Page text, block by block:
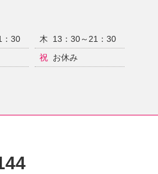
：30 木
13：30～21：30
祝 お休み